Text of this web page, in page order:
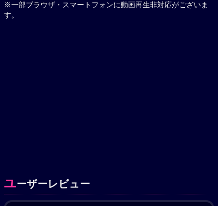
※一部ブラウザ・スマートフォンに動画再生非対応がございま
す。
ユーザーレビュー